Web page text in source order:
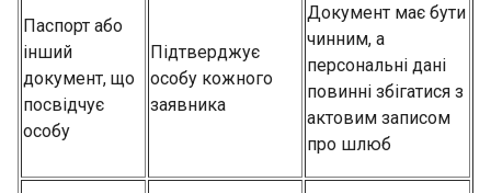
Паспорт або
інший
документ, що
посвідчує
особу
Підтверджує
особу кожного
заявника
Документ має бути
чинним, а
персональні дані
повинні збігатися з
актовим записом
про шлюб